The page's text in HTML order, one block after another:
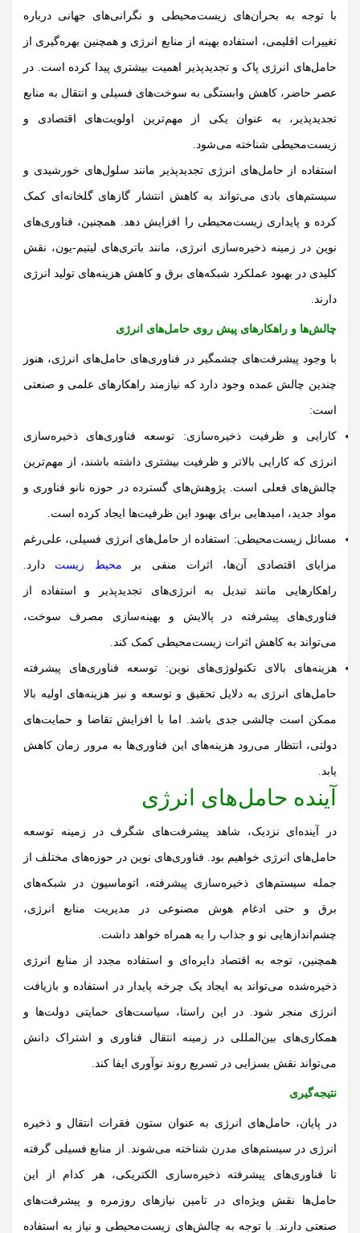
با توجه به بحران‌های زیست‌محیطی و نگرانی‌های جهانی درباره
تغییرات اقلیمی، استفاده بهینه از منابع انرژی و همچنین بهره‌گیری از
حامل‌های انرژی پاک و تجدیدپذیر اهمیت بیشتری پیدا کرده است. در
عصر حاضر، کاهش وابستگی به سوخت‌های فسیلی و انتقال به منابع
تجدیدپذیر، به عنوان یکی از مهم‌ترین اولویت‌های اقتصادی و
زیست‌محیطی شناخته می‌شود.
استفاده از حامل‌های انرژی تجدیدپذیر مانند سلول‌های خورشیدی و
سیستم‌های بادی می‌تواند به کاهش انتشار گازهای گلخانه‌ای کمک
کرده و پایداری زیست‌محیطی را افزایش دهد. همچنین، فناوری‌های
نوین در زمینه ذخیره‌سازی انرژی، مانند باتری‌های لیتیم-یون، نقش
کلیدی در بهبود عملکرد شبکه‌های برق و کاهش هزینه‌های تولید انرژی
دارند.
چالش‌ها و راهکارهای پیش روی حامل‌های انرژی
با وجود پیشرفت‌های چشمگیر در فناوری‌های حامل‌های انرژی، هنوز
چندین چالش عمده وجود دارد که نیازمند راهکارهای علمی و صنعتی
است:
کارایی و ظرفیت ذخیره‌سازی: توسعه فناوری‌های ذخیره‌سازی
انرژی که کارایی بالاتر و ظرفیت بیشتری داشته باشند، از مهم‌ترین
چالش‌های فعلی است. پژوهش‌های گسترده در حوزه نانو فناوری و
مواد جدید، امیدهایی برای بهبود این ظرفیت‌ها ایجاد کرده است.
مسائل زیست‌محیطی: استفاده از حامل‌های انرژی فسیلی، علی‌رغم
مزایای اقتصادی آن‌ها، اثرات منفی بر محیط زیست دارد.
راهکارهایی مانند تبدیل به انرژی‌های تجدیدپذیر و استفاده از
فناوری‌های پیشرفته در پالایش و بهینه‌سازی مصرف سوخت،
می‌تواند به کاهش اثرات زیست‌محیطی کمک کند.
هزینه‌های بالای تکنولوژی‌های نوین: توسعه فناوری‌های پیشرفته
حامل‌های انرژی به دلایل تحقیق و توسعه و نیز هزینه‌های اولیه بالا
ممکن است چالشی جدی باشد. اما با افزایش تقاضا و حمایت‌های
دولتی، انتظار می‌رود هزینه‌های این فناوری‌ها به مرور زمان کاهش
یابد.
آینده حامل‌های انرژی
در آینده‌ای نزدیک، شاهد پیشرفت‌های شگرف در زمینه توسعه
حامل‌های انرژی خواهیم بود. فناوری‌های نوین در حوزه‌های مختلف از
جمله سیستم‌های ذخیره‌سازی پیشرفته، اتوماسیون در شبکه‌های
برق و حتی ادغام هوش مصنوعی در مدیریت منابع انرژی،
چشم‌اندازهایی نو و جذاب را به همراه خواهد داشت.
همچنین، توجه به اقتصاد دایره‌ای و استفاده مجدد از منابع انرژی
ذخیره‌شده می‌تواند به ایجاد یک چرخه پایدار در استفاده و بازیافت
انرژی منجر شود. در این راستا، سیاست‌های حمایتی دولت‌ها و
همکاری‌های بین‌المللی در زمینه انتقال فناوری و اشتراک دانش
می‌تواند نقش بسزایی در تسریع روند نوآوری ایفا کند.
نتیجه‌گیری
در پایان، حامل‌های انرژی به عنوان ستون فقرات انتقال و ذخیره
انرژی در سیستم‌های مدرن شناخته می‌شوند. از منابع فسیلی گرفته
تا فناوری‌های پیشرفته ذخیره‌سازی الکتریکی، هر کدام از این
حامل‌ها نقش ویژه‌ای در تامین نیازهای روزمره و پیشرفت‌های
صنعتی دارند. با توجه به چالش‌های زیست‌محیطی و نیاز به استفاده